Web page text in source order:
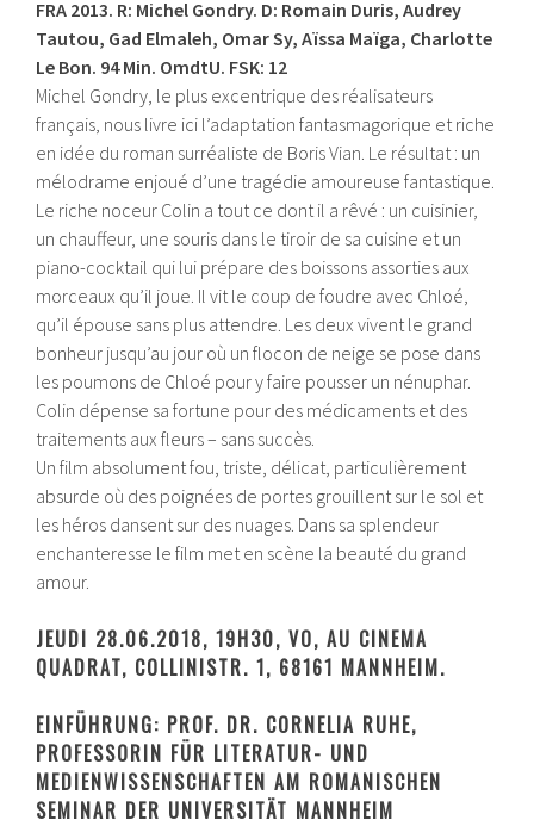
FRA 2013. R: Michel Gondry. D: Romain Duris, Audrey
Tautou, Gad Elmaleh, Omar Sy, Aïssa Maïga, Charlotte
Le Bon. 94 Min. OmdtU. FSK: 12
Michel Gondry, le plus excentrique des réalisateurs
français, nous livre ici l’adaptation fantasmagorique et riche
en idée du roman surréaliste de Boris Vian. Le résultat : un
mélodrame enjoué d’une tragédie amoureuse fantastique.
Le riche noceur Colin a tout ce dont il a rêvé : un cuisinier,
un chauffeur, une souris dans le tiroir de sa cuisine et un
piano-cocktail qui lui prépare des boissons assorties aux
morceaux qu’il joue. Il vit le coup de foudre avec Chloé,
qu’il épouse sans plus attendre. Les deux vivent le grand
bonheur jusqu’au jour où un flocon de neige se pose dans
les poumons de Chloé pour y faire pousser un nénuphar.
Colin dépense sa fortune pour des médicaments et des
traitements aux fleurs – sans succès.
Un film absolument fou, triste, délicat, particulièrement
absurde où des poignées de portes grouillent sur le sol et
les héros dansent sur des nuages. Dans sa splendeur
enchanteresse le film met en scène la beauté du grand
amour.
JEUDI 28.06.2018, 19H30, VO, AU CINEMA
QUADRAT, COLLINISTR. 1, 68161 MANNHEIM.
EINFÜHRUNG: PROF. DR. CORNELIA RUHE,
PROFESSORIN FÜR LITERATUR- UND
MEDIENWISSENSCHAFTEN AM ROMANISCHEN
SEMINAR DER UNIVERSITÄT MANNHEIM